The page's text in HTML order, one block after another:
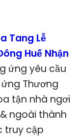
Tang Lễ
Huế Nhận
ứng yêu cầu
Thương
tận nhà ngơi
ngoài thành
truy cập